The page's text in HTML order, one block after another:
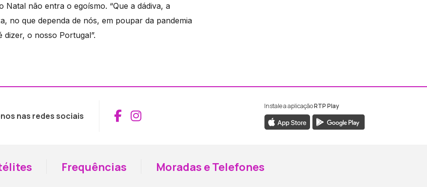
Natal não entra o egoísmo. “Que a dádiva, a
no que dependa de nós, em poupar da pandemia
dizer, o nosso Portugal”.
nas redes sociais Aceder ao Facebook da RTP Madeira
Aceder ao Instagram da RTP Madeira
Instale a aplicaçãoRTP Play
Frequências Moradas e Telefones